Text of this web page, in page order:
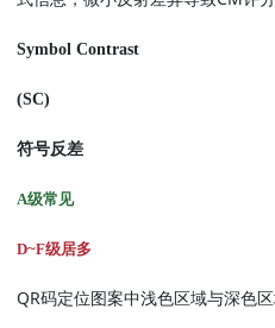
Symbol Contrast
(SC)
符号反差
A级常见
D~F级居多
QR码定位图案中浅色区域与深色